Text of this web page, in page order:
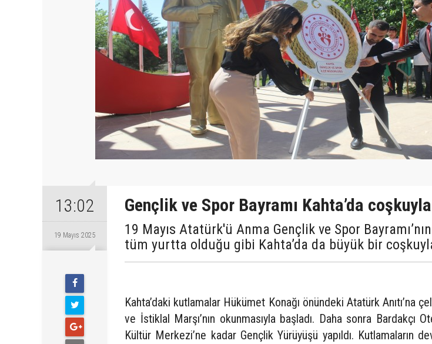
13:02
19 Mayıs 2025
Gençlik ve Spor Bayramı Kahta’da
19 Mayıs Atatürk'ü Anma Gençlik ve Spor
tüm yurtta olduğu gibi Kahta’da da büyük bir
Kahta’daki kutlamalar Hükümet Konağı önündeki Atatürk Anıtı’na
ve İstiklal Marşı’nın okunmasıyla başladı. Daha sonra Bardakçı
Kültür Merkezi’ne kadar Gençlik Yürüyüşü yapıldı. Kutlamaların